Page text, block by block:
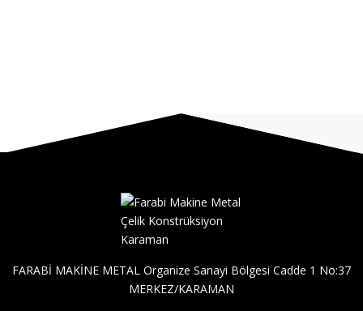
FARABİ MAKİNE METAL Organize Sanayi Bölgesi Cadde 1 No:37
MERKEZ/KARAMAN